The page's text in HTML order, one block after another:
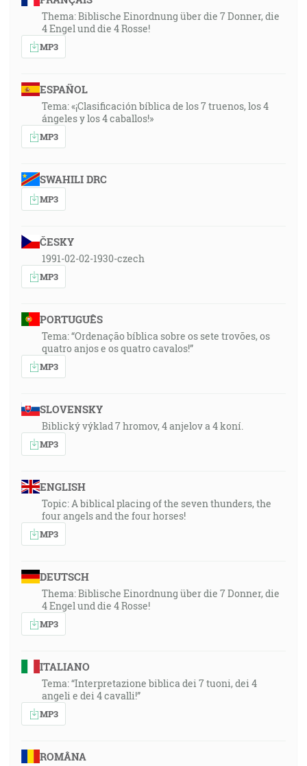
Thema: Biblische Einordnung über die 7 Donner, die
4 Engel und die 4 Rosse!
MP3
ESPAÑOL
Tema: «¡Clasificación bíblica de los 7 truenos, los 4
ángeles y los 4 caballos!»
MP3
SWAHILI DRC
MP3
ČESKY
1991-02-02-1930-czech
MP3
PORTUGUÊS
Tema: “Ordenação bíblica sobre os sete trovões, os
quatro anjos e os quatro cavalos!”
MP3
SLOVENSKY
Biblický výklad 7 hromov, 4 anjelov a 4 koní.
MP3
ENGLISH
Topic: A biblical placing of the seven thunders, the
four angels and the four horses!
MP3
DEUTSCH
Thema: Biblische Einordnung über die 7 Donner, die
4 Engel und die 4 Rosse!
MP3
ITALIANO
Tema: “Interpretazione biblica dei 7 tuoni, dei 4
angeli e dei 4 cavalli!”
MP3
ROMÂNA